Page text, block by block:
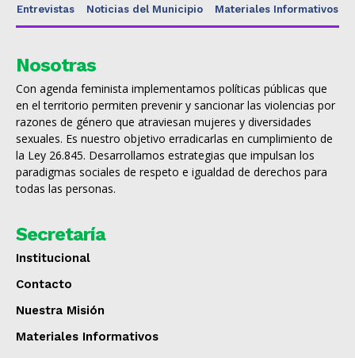
Entrevistas
Noticias del Municipio Materiales Informativos
Nosotras
Con agenda feminista implementamos políticas públicas que
en el territorio permiten prevenir y sancionar las violencias por
razones de género que atraviesan mujeres y diversidades
sexuales. Es nuestro objetivo erradicarlas en cumplimiento de
la Ley 26.845. Desarrollamos estrategias que impulsan los
paradigmas sociales de respeto e igualdad de derechos para
todas las personas.
Secretaría
Institucional
Contacto
Nuestra Misión
Materiales Informativos